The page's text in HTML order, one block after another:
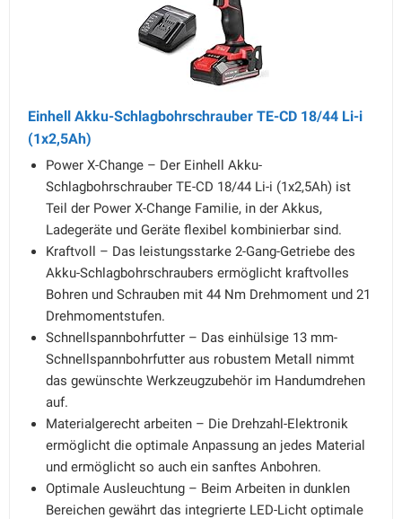
Einhell Akku-Schlagbohrschrauber TE-CD 18/44 Li-i
(1x2,5Ah)
Power X-Change – Der Einhell Akku-
Schlagbohrschrauber TE-CD 18/44 Li-i (1x2,5Ah) ist
Teil der Power X-Change Familie, in der Akkus,
Ladegeräte und Geräte flexibel kombinierbar sind.
Kraftvoll – Das leistungsstarke 2-Gang-Getriebe des
Akku-Schlagbohrschraubers ermöglicht kraftvolles
Bohren und Schrauben mit 44 Nm Drehmoment und 21
Drehmomentstufen.
Schnellspannbohrfutter – Das einhülsige 13 mm-
Schnellspannbohrfutter aus robustem Metall nimmt
das gewünschte Werkzeugzubehör im Handumdrehen
auf.
Materialgerecht arbeiten – Die Drehzahl-Elektronik
ermöglicht die optimale Anpassung an jedes Material
und ermöglicht so auch ein sanftes Anbohren.
Optimale Ausleuchtung – Beim Arbeiten in dunklen
Bereichen gewährt das integrierte LED-Licht optimale